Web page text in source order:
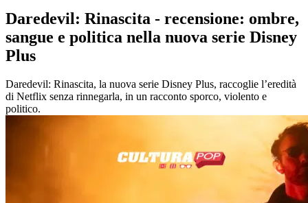
Daredevil: Rinascita - recensione: ombre,
sangue e politica nella nuova serie Disney
Plus
Daredevil: Rinascita, la nuova serie Disney Plus, raccoglie l’eredità
di Netflix senza rinnegarla, in un racconto sporco, violento e
politico.